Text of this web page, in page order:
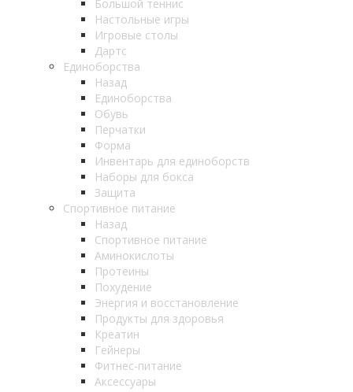
Большой теннис
Настольные игры
Игровые столы
Дартс
Единоборства
Назад
Единоборства
Обувь
Перчатки
Форма
Инвентарь для единоборств
Наборы для бокса
Защита
Спортивное питание
Назад
Спортивное питание
Аминокислоты
Протеины
Похудение
Энергия и восстановление
Продукты для здоровья
Креатин
Гейнеры
Фитнес-питание
Аксессуары